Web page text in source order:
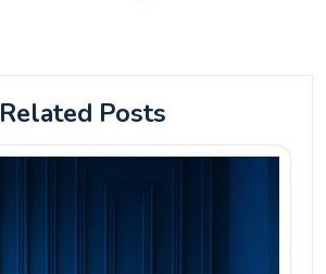
Related Posts